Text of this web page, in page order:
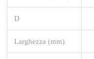
D
Larghezza (mm)